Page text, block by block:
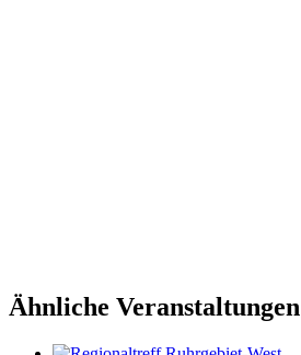
Ähnliche Veranstaltungen